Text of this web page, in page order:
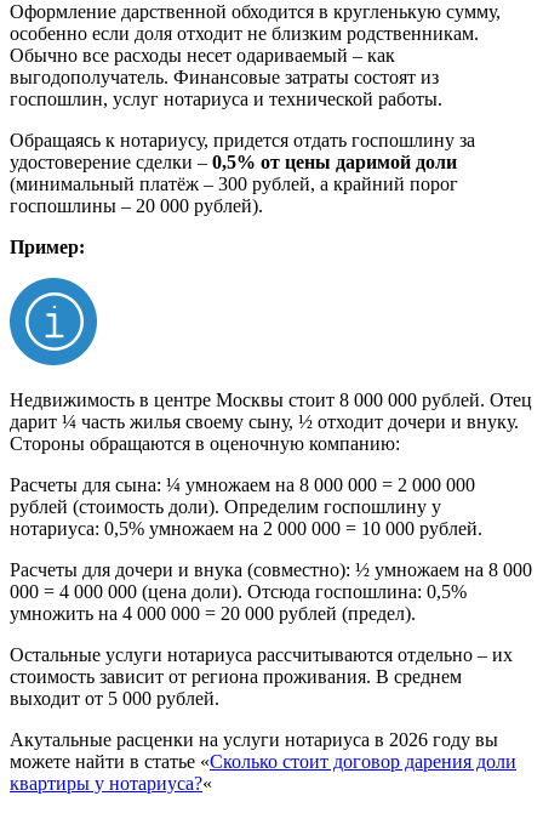
Оформление дарственной обходится в кругленькую сумму,
особенно если доля отходит не близким родственникам.
Обычно все расходы несет одариваемый – как
выгодополучатель. Финансовые затраты состоят из
госпошлин, услуг нотариуса и технической работы.
Обращаясь к нотариусу, придется отдать госпошлину за
удостоверение сделки – 0,5% от цены даримой доли
(минимальный платёж – 300 рублей, а крайний порог
госпошлины – 20 000 рублей).
Пример:
Недвижимость в центре Москвы стоит 8 000 000 рублей. Отец
дарит ¼ часть жилья своему сыну, ½ отходит дочери и внуку.
Стороны обращаются в оценочную компанию:
Расчеты для сына: ¼ умножаем на 8 000 000 = 2 000 000
рублей (стоимость доли). Определим госпошлину у
нотариуса: 0,5% умножаем на 2 000 000 = 10 000 рублей.
Расчеты для дочери и внука (совместно): ½ умножаем на 8 000
000 = 4 000 000 (цена доли). Отсюда госпошлина: 0,5%
умножить на 4 000 000 = 20 000 рублей (предел).
Остальные услуги нотариуса рассчитываются отдельно – их
стоимость зависит от региона проживания. В среднем
выходит от 5 000 рублей.
Акутальные расценки на услуги нотариуса в 2026 году вы
можете найти в статье «Сколько стоит договор дарения доли
квартиры у нотариуса?«